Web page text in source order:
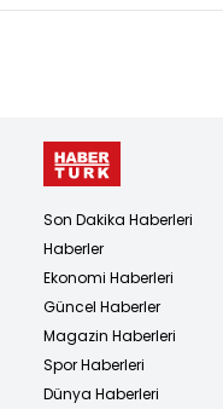
Son Dakika Haberleri
Haberler
Ekonomi Haberleri
Güncel Haberler
Magazin Haberleri
Spor Haberleri
Dünya Haberleri